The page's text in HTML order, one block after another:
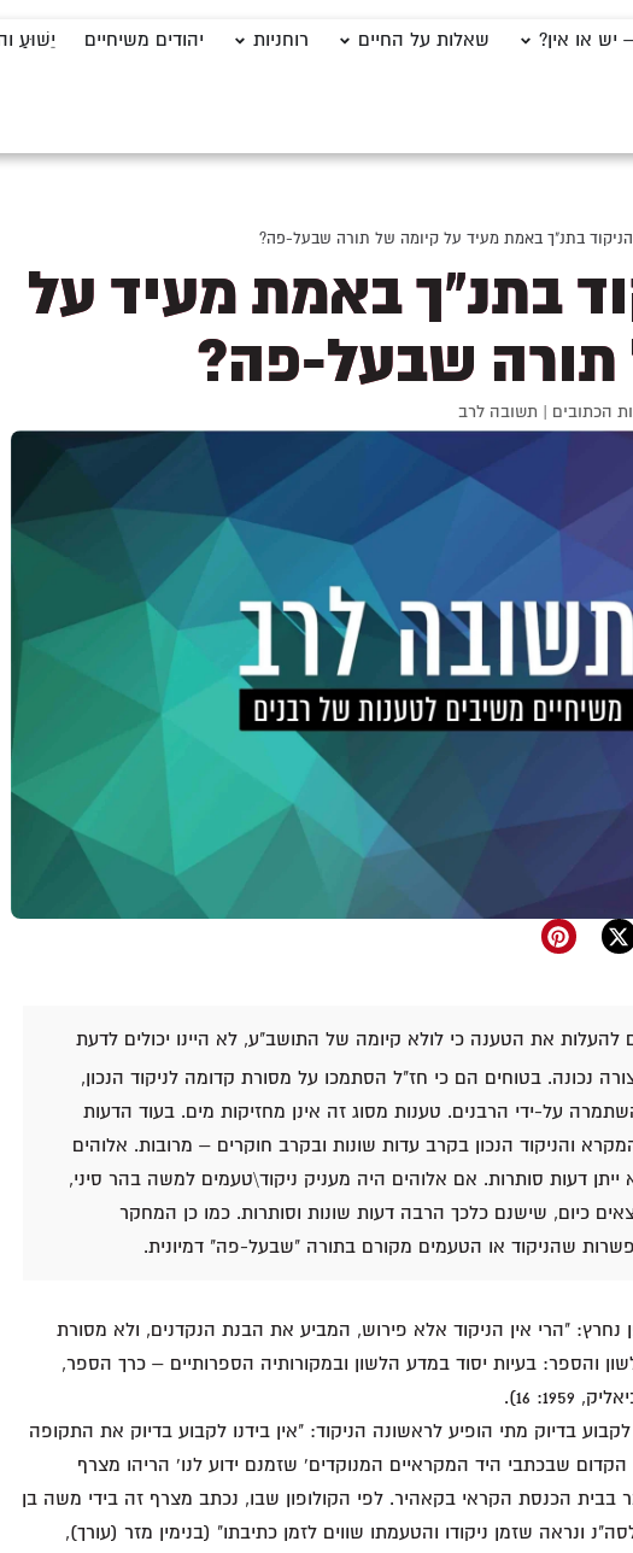
יש או אין? שאלות על החיים רוחניות יהודים משיחיים יֵשׁוּעַ
בתנ"ך באמת מעיד על קיומה של תורה שבעל-פה?
בתנ"ך באמת מעיד על
תורה שבעל-פה?
הכתובים | תשובה לרב
להעלות את הטענה כי לולא קיומה של התושב"ע, לא היינו יכולים לדעת
נכונה. בטוחים הם כי חז"ל הסתמכו על מסורת קדומה לניקוד הנכון,
על-ידי הרבנים. טענות מסוג זה אינן מחזיקות מים. בעוד הדעות
והניקוד הנכון בקרב עדות שונות ובקרב חוקרים – מרובות. אלוהים
ייתן דעות סותרות. אם אלוהים היה מעניק ניקוד\טעמים למשה בהר סיני,
כיום, שישנם כלכך הרבה דעות שונות וסותרות. כמו כן המחקר
שהניקוד או הטעמים מקורם בתורה "שבעל-פה" דמיונית.
נחרץ: "הרי אין הניקוד אלא פירוש, המביע את הבנת הנקדנים, ולא מסורת
והספר: בעיות יסוד במדע הלשון ובמקורותיה הספרותיים – כרך הספר,
16).
בדיוק מתי הופיע לראשונה הניקוד: "אין בידנו לקבוע בדיוק את התקופה
הקדום שבכתבי היד המקראיים המנוקדים' שזמנם ידוע לנו' הריהו מצרף
בבית הכנסת הקראי בקאהיר. לפי הקולופון שבו, נכתב מצרף זה בידי משה בן
בטבריה בשנת 895 לסה"נ ונראה שזמן ניקודו והטעמתו שווים לזמן כתיבתו" (בנימין מזר (עורך),